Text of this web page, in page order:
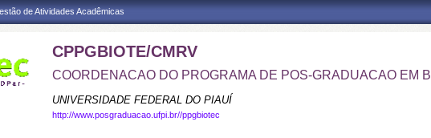
de Atividades Acadêmicas
CPPGBIOTE/CMRV
COORDENACAO DO PROGRAMA DE POS-GRADUACAO EM
UNIVERSIDADE FEDERAL DO PIAUÍ
http://www.posgraduacao.ufpi.br//ppgbiotec